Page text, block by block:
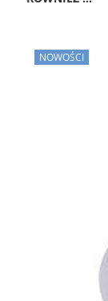
NOWOŚCI